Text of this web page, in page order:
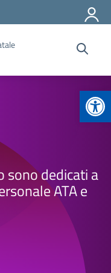
dedicati a
ATA e